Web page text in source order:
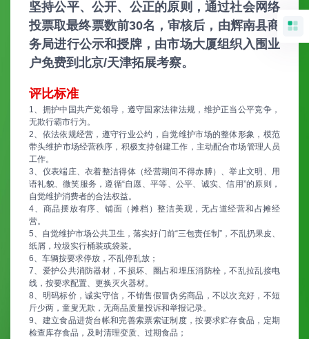
坚持公平、公开、公正的原则，通过社会网络
投票取最终票数前30名，审核后，由辉南县商
务局进行公示和授牌，由市场大厦组织入围业
户免费到北京/天津拓展考察。
评比标准
1、拥护中国共产党领导，遵守国家法律法规，维护正当公平竞争，
无欺行霸市行为。
2、依法依规经营，遵守行业公约，自觉维护市场的整体形象，模范
带头维护市场经营秩序，积极支持创建工作，主动配合市场管理人员
工作。
3、仪表端庄、衣着整洁得体（经营期间不得赤膊）、举止文明、用
语礼貌、微笑服务，遵循“自愿、平等、公平、诚实、信用”的原则，
自觉维护消费者的合法权益。
4、商品摆放有序、铺面（摊档）整洁美观，无占道经营和占摊经
营。
5、自觉维护市场公共卫生，落实好门前“三包责任制”，不乱扔果皮、
纸屑，垃圾实行桶装或袋装。
6、车辆按要求停放，不乱停乱放；
7、爱护公共消防器材，不损坏、圈占和埋压消防栓，不乱拉乱接电
线，按要求配置、更换灭火器材。
8、明码标价，诚实守信，不销售假冒伪劣商品，不以次充好，不短
斤少两，童叟无欺，无商品质量投诉和举报记录。
9、建立食品进货台帐和完善索票索证制度，按要求贮存食品，定期
检查库存食品，及时清理变质、过期食品；